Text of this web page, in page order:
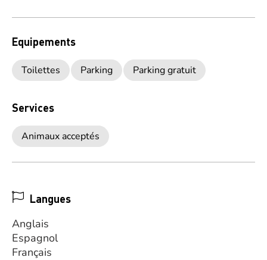
Equipements
Toilettes Parking Parking gratuit
Services
Animaux acceptés
Langues
Anglais
Espagnol
Français